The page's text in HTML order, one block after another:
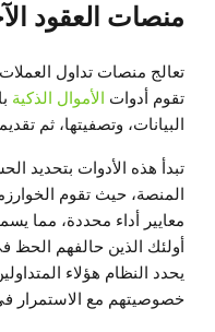
منصات العقود
تعالج منصات تداول العملات
تقوم أدوات الأموال الذكية
البيانات، وتصفيتها، ثم
تبدأ هذه الأدوات بتحديد
المنصة، حيث تقوم
معايير أداء محددة، مما
أولئك الذين حالفهم
يحدد النظام هؤلاء
خصوصيتهم مع الاستمرار